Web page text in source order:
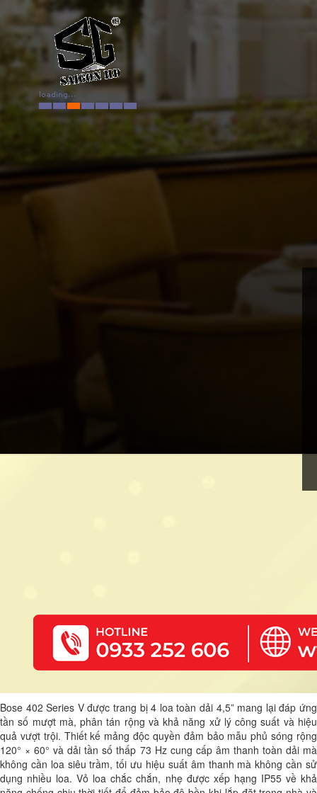
Bose 402 Series V được trang bị 4 loa toàn dải 4,5” mang lại đáp ứng
tần số mượt mà, phân tán rộng và khả năng xử lý công suất và hiệu
quả vượt trội. Thiết kế mảng độc quyền đảm bảo mẫu phủ sóng rộng
120° × 60° và dải tần số thấp 73 Hz cung cấp âm thanh toàn dải mà
không cần loa siêu trầm, tối ưu hiệu suất âm thanh mà không cần sử
dụng nhiều loa. Vỏ loa chắc chắn, nhẹ được xếp hạng IP55 về khả